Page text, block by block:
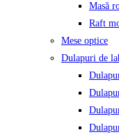
Masă
Raft
Mese optice
Dulapuri de